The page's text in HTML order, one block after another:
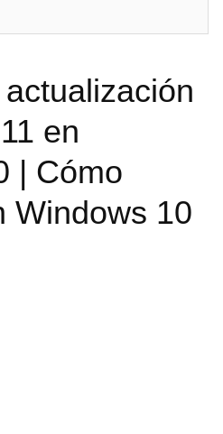
en
| Cómo
Windows 10